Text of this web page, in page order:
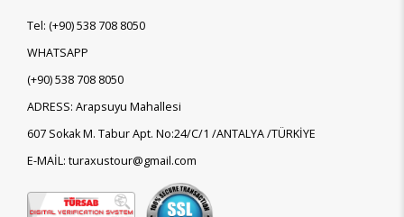
Tel: (+90)538 708 8050
WHATSAPP
(+90)538 708 8050
ADRESS: Arapsuyu Mahallesi
607 Sokak M. Tabur Apt. No:24/C/1 /ANTALYA /TÜRKİYE
E-MAİL: turaxustour@gmail.com